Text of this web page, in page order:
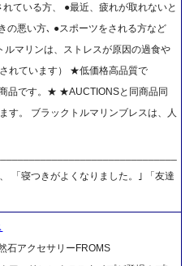
ている方、 ●最近、疲れが取れないと
の悪い方､ ●スポーツをされる方など
ルマリンは、ストレスが原因の過食や
れています） ★低価格高品質で
品です。★ ★AUCTIONSと同商品同
す。 ブラックトルマリンブレスは、人
「寝つきがよくなりました。｣ 「友達
石アクセサリーFROMS